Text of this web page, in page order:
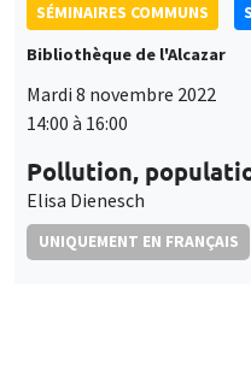
SÉMINAIRES COMMUNS
Bibliothèque de l'Alcazar
Mardi 8 novembre 2022
14:00 à 16:00
Pollution,
Elisa Dienesch
UNIQUEMENT EN FRANÇAIS